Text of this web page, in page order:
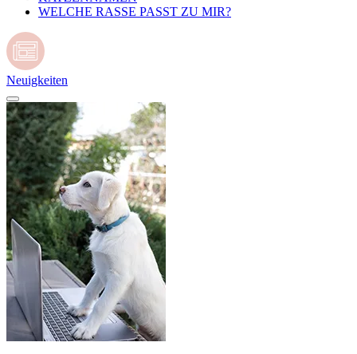
WELCHE RASSE PASST ZU MIR?
Neuigkeiten